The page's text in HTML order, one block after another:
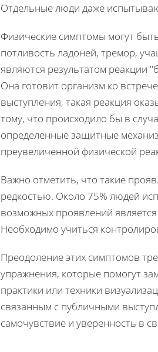
Отдельные люди даже
Физические симптомы могут
потливость ладоней, тремор,
являются результатом реакции
Она готовит организм ко
выступления, такая реакция
тому, что происходило бы в
определенные защитные
преувеличенной физической
Важно отметить, что такие
редкостью. Около 75% людей
возможных проявлений
Необходимо учиться
Преодоление этих симптомов
упражнения, которые помогут
практики или техники
связанным с публичными
самочувствие и уверенность в